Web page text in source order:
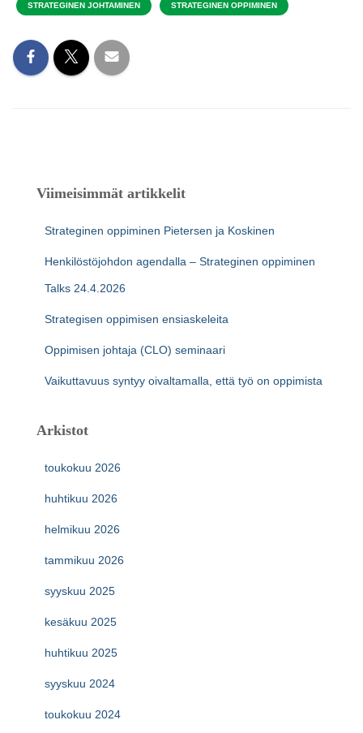
STRATEGINEN JOHTAMINEN STRATEGINEN OPPIMINEN
Viimeisimmät artikkelit
Strateginen oppiminen Pietersen ja Koskinen
Henkilöstöjohdon agendalla – Strateginen oppiminen
Talks 24.4.2026
Strategisen oppimisen ensiaskeleita
Oppimisen johtaja (CLO) seminaari
Vaikuttavuus syntyy oivaltamalla, että työ on oppimista
Arkistot
toukokuu 2026
huhtikuu 2026
helmikuu 2026
tammikuu 2026
syyskuu 2025
kesäkuu 2025
huhtikuu 2025
syyskuu 2024
toukokuu 2024